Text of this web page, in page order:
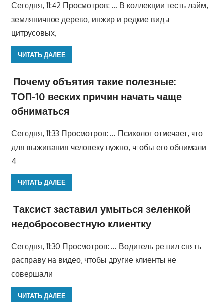
Сегодня, 11:42 Просмотров: … В коллекции тесть лайм,
земляничное дерево, инжир и редкие виды
цитрусовых,
ЧИТАТЬ ДАЛЕЕ
Почему объятия такие полезные:
ТОП-10 веских причин начать чаще
обниматься
Сегодня, 11:33 Просмотров: … Психолог отмечает, что
для выживания человеку нужно, чтобы его обнимали
4
ЧИТАТЬ ДАЛЕЕ
Таксист заставил умыться зеленкой
недобросовестную клиентку
Сегодня, 11:30 Просмотров: … Водитель решил снять
расправу на видео, чтобы другие клиенты не
совершали
ЧИТАТЬ ДАЛЕЕ